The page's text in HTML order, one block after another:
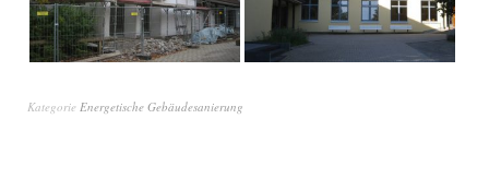
Kategorie Energetische Gebäudesanierung